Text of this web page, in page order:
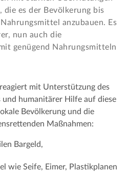
die es der Bevölkerung bis
anzubauen. Es
nun auch die
genügend Nahrungsmitteln
mit Unterstützung des
und humanitärer Hilfe auf diese
Bevölkerung und die
Maßnahmen:
Bargeld,
wie Seife, Eimer, Plastikplanen